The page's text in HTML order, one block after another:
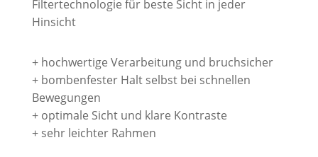
+ hochwertige Verarbeitung und bruchsicher
+ bombenfester Halt selbst bei schnellen
Bewegungen
+ optimale Sicht und klare Kontraste
+ sehr leichter Rahmen